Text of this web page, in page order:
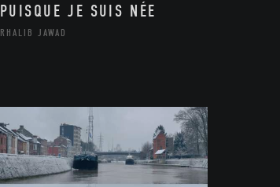
PUISQUE JE SUIS NÉE
RHALIB JAWAD